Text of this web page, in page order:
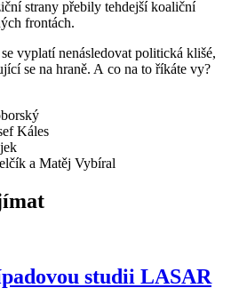
strany přebily tehdejší koaliční
frontách.
vyplatí nenásledovat politická klišé,
se na hraně. A co na to říkáte vy?
Káles
a Matěj Vybíral
studii LASAR